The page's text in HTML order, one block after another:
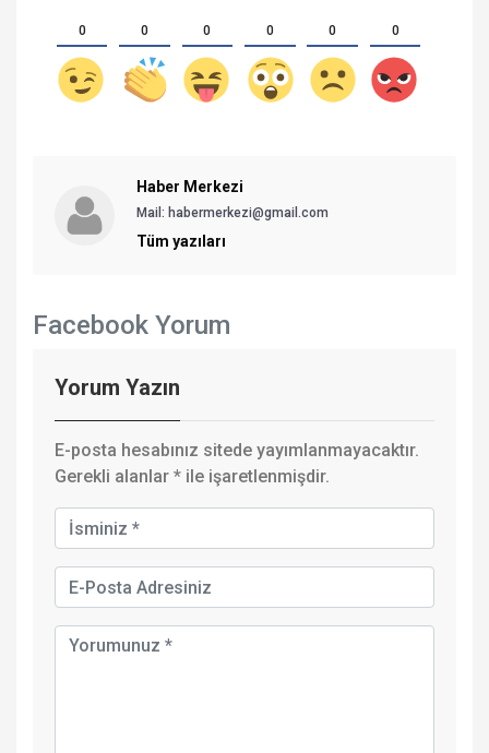
0 0 0 0 0 0
Haber Merkezi
Mail: habermerkezi@gmail.com
Tüm yazıları
Facebook Yorum
Yorum Yazın
E-posta hesabınız sitede yayımlanmayacaktır.
Gerekli alanlar * ile işaretlenmişdir.